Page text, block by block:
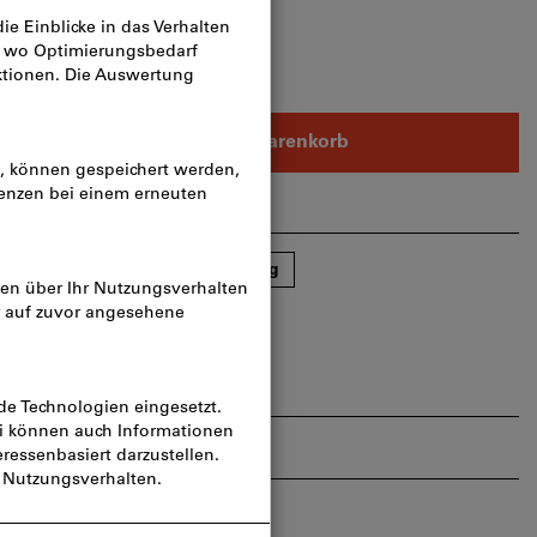
In den Warenkorb
Blätterkatalog